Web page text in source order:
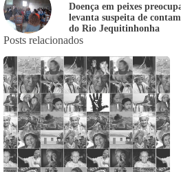
Doença em peixes
levanta suspeita de
do Rio Jequitinhonha
Posts relacionados